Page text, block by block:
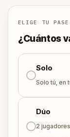
into a playful
closer to Nana
Copenhagen.
ELIGE TU PASE
¿Cuántos
Solo
Solo tú, en
Dúo
2